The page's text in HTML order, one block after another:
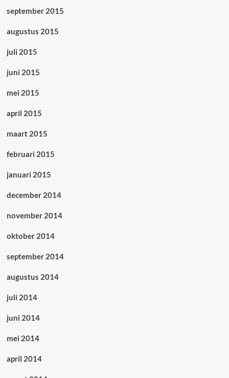
september 2015
augustus 2015
juli 2015
juni 2015
mei 2015
april 2015
maart 2015
februari 2015
januari 2015
december 2014
november 2014
oktober 2014
september 2014
augustus 2014
juli 2014
juni 2014
mei 2014
april 2014